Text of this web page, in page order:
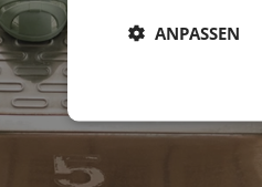
ANPASSEN